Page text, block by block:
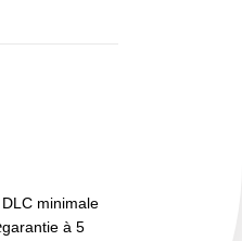
DLC minimale
garantie à 5